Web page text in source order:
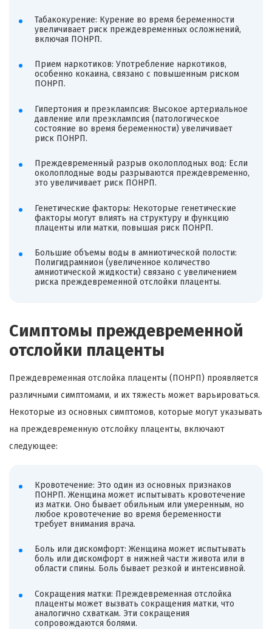
Табакокурение: Курение во время беременности
увеличивает риск преждевременных осложнений,
включая ПОНРП.
Прием наркотиков: Употребление наркотиков,
особенно кокаина, связано с повышенным риском
ПОНРП.
Гипертония и преэклампсия: Высокое артериальное
давление или преэклампсия (патологическое
состояние во время беременности) увеличивает
риск ПОНРП.
Преждевременный разрыв околоплодных вод: Если
околоплодные воды разрываются преждевременно,
это увеличивает риск ПОНРП.
Генетические факторы: Некоторые генетические
факторы могут влиять на структуру и функцию
плаценты или матки, повышая риск ПОНРП.
Большие объемы воды в амниотической полости:
Полигидрамнион (увеличенное количество
амниотической жидкости) связано с увеличением
риска преждевременной отслойки плаценты.
Симптомы преждевременной
отслойки плаценты
Преждевременная отслойка плаценты (ПОНРП) проявляется
различными симптомами, и их тяжесть может варьироваться.
Некоторые из основных симптомов, которые могут указывать
на преждевременную отслойку плаценты, включают
следующее:
Кровотечение: Это один из основных признаков
ПОНРП. Женщина может испытывать кровотечение
из матки. Оно бывает обильным или умеренным, но
любое кровотечение во время беременности
требует внимания врача.
Боль или дискомфорт: Женщина может испытывать
боль или дискомфорт в нижней части живота или в
области спины. Боль бывает резкой и интенсивной.
Сокращения матки: Преждевременная отслойка
плаценты может вызвать сокращения матки, что
аналогично схваткам. Эти сокращения
сопровождаются болями.